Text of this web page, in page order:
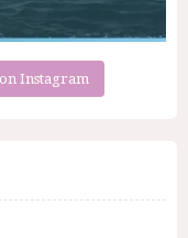
Instagram